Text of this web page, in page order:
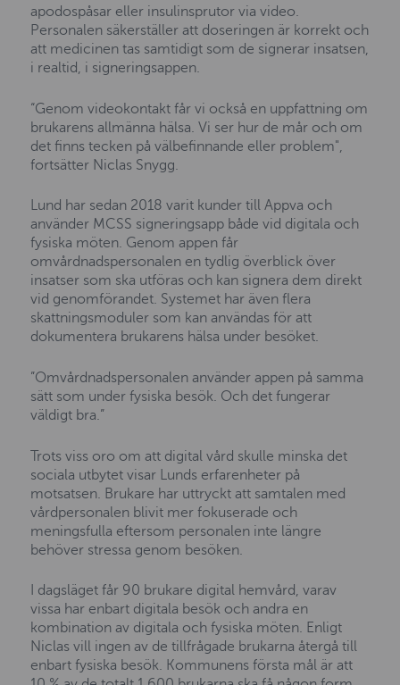
apodospåsar eller insulinsprutor via video.
Personalen säkerställer att doseringen är korrekt och
att medicinen tas samtidigt som de signerar insatsen,
i realtid, i signeringsappen.
“Genom videokontakt får vi också en uppfattning om
brukarens allmänna hälsa. Vi ser hur de mår och om
det finns tecken på välbefinnande eller problem",
fortsätter Niclas Snygg.
Lund har sedan 2018 varit kunder till Appva och
använder MCSS signeringsapp både vid digitala och
fysiska möten. Genom appen får
omvårdnadspersonalen en tydlig överblick över
insatser som ska utföras och kan signera dem direkt
vid genomförandet. Systemet har även flera
skattningsmoduler som kan användas för att
dokumentera brukarens hälsa under besöket.
”Omvårdnadspersonalen använder appen på samma
sätt som under fysiska besök. Och det fungerar
väldigt bra.”
Trots viss oro om att digital vård skulle minska det
sociala utbytet visar Lunds erfarenheter på
motsatsen. Brukare har uttryckt att samtalen med
vårdpersonalen blivit mer fokuserade och
meningsfulla eftersom personalen inte längre
behöver stressa genom besöken.
I dagsläget får 90 brukare digital hemvård, varav
vissa har enbart digitala besök och andra en
kombination av digitala och fysiska möten. Enligt
Niclas vill ingen av de tillfrågade brukarna återgå till
enbart fysiska besök. Kommunens första mål är att